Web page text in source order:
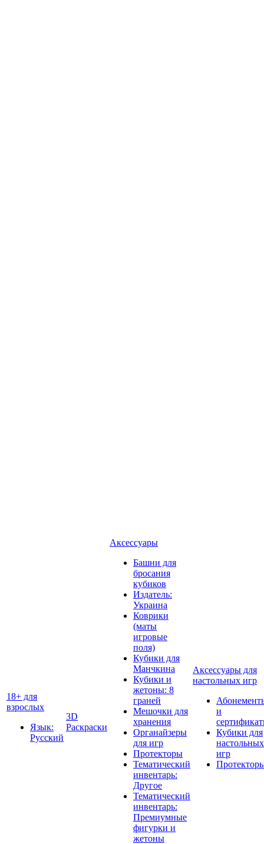
18+ для
взрослых
Язык:
Русский
3D
Раскраски
Аксессуары
Башни для
бросания
кубиков
Издатель:
Украина
Коврики
(маты
игровые
поля)
Кубики для
Манчкина
Кубики и
жетоны: 8
граней
Мешочки для
хранения
Органайзеры
для игр
Протекторы
Тематический
инвентарь:
Другое
Тематический
инвентарь:
Премиумные
фигурки и
жетоны
Аксессуары для
настольных игр
и
Кубики для
настольных
игр